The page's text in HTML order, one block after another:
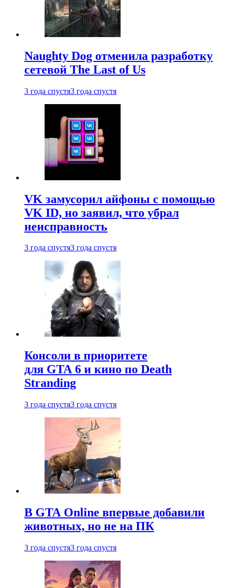
Naughty Dog отменила разработку
сетевой The Last of Us
3 года спустя3 года спустя
VK замусорил айфоны с помощью
VK ID, но заявил, что убрал
неисправность
3 года спустя3 года спустя
Консоли в приоритете
для GTA 6 и кино по Death
Stranding
3 года спустя3 года спустя
В GTA Online впервые добавили
животных, но не на ПК
3 года спустя3 года спустя